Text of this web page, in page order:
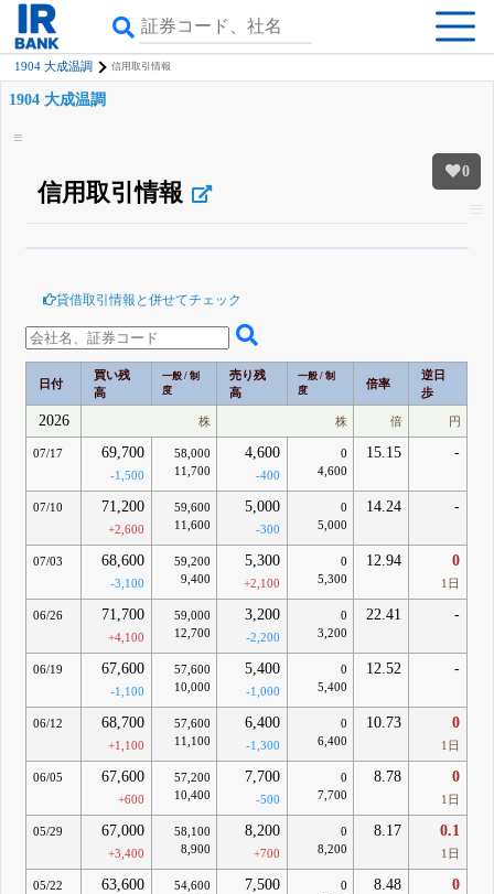
1904 大成温調 信用取引情報
0
1904 大成温調
信用取引情報
登録すると永久30%OFFと米株版の先行利用も付きます
貸借取引情報と併せてチェック
日付
買い残
高
一般 / 制
度
売り残
高
一般 / 制
度
倍率
逆日
歩
2026 株 株 倍 円
07/17 69,700
-1,500
58,000
11,700
4,600
-400
0
4,600
15.15 -
07/10 71,200
+2,600
59,600
11,600
5,000
-300
0
5,000
14.24 -
07/03 68,600
-3,100
59,200
9,400
5,300
+2,100
0
5,300
12.94 0
1日
06/26 71,700
+4,100
59,000
12,700
3,200
-2,200
0
3,200
22.41 -
06/19 67,600
-1,100
57,600
10,000
5,400
-1,000
0
5,400
12.52 -
06/12 68,700
+1,100
57,600
11,100
6,400
-1,300
0
6,400
10.73 0
1日
06/05 67,600
+600
57,200
10,400
7,700
-500
0
7,700
8.78 0
1日
05/29 67,000
+3,400
58,100
8,900
8,200
+700
0
8,200
8.17 0.1
1日
05/22 63,600
54,600
7,500
0
8.48 0